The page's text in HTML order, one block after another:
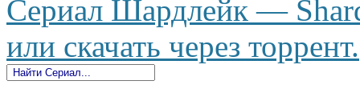
Сериал Шардлейк —
или скачать через торрент.